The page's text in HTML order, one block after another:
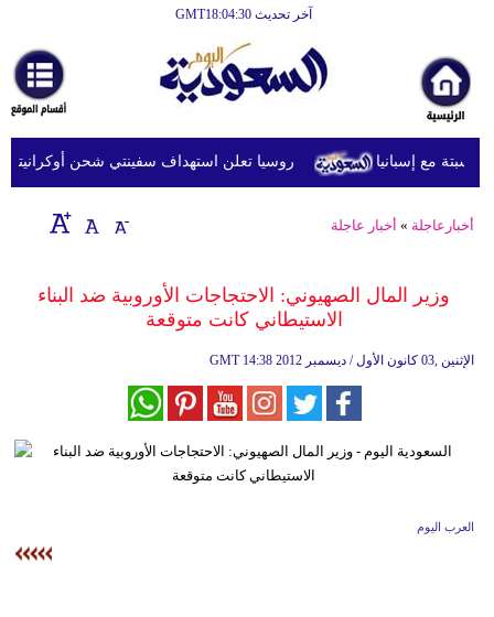
آخر تحديث GMT18:04:30
أخبارعاجلة
رياضة
ثقافة
إقتصاد
وموسيقى
ديكور
روسيا تعلن استهداف سفينتي شحن أوكرانيتين في
أخبارعاجلة » أخبار عاجلة
وزير المال الصهيوني: الاحتجاجات الأوروبية ضد البناء
الاستيطاني كانت متوقعة
GMT 14:38 2012 الإثنين ,03 كانون الأول / ديسمبر
العرب اليوم